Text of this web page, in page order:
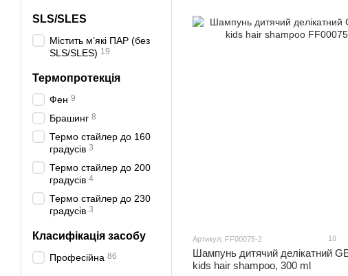
Артикул: FF00075-2 18
Шампунь дитячий делікатний
kids hair shampoo, 300 ml
SLS/SLES
Містить м’які ПАР (без
SLS/SLES) 19
Термопротекція
Фен 9
Брашинг 8
Термо стайлер до 160
градусів 3
Термо стайлер до 200
градусів 4
Термо стайлер до 230
градусів 3
Класифікація засобу
Професійна 86